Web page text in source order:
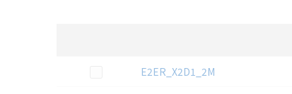
この資料を選択E2ER_X2D1_2M